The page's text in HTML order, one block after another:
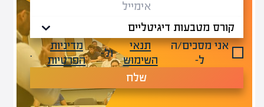
אני מסכים/ה
ל-
תנאי
השימוש
ול-
מדיניות
הפרטיות
.
שלח